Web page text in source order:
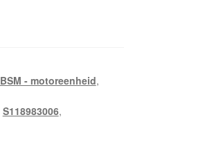
BSM - motoreenheid,
S118983006,